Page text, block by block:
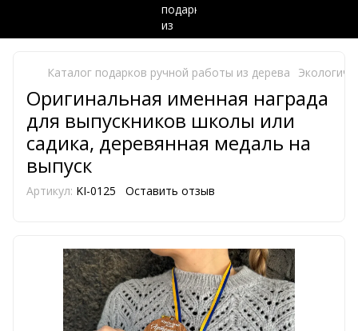
Каталог подарков ручной работы из дерева
Оригинальная именная награда
для выпускников школы или
садика, деревянная медаль на
выпуск
Артикул: KI-0125 Оставить отзыв